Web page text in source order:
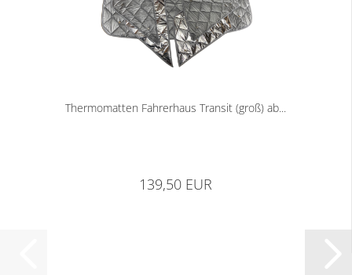
Thermomatten Fahrerhaus Transit (groß) ab...
139,50 EUR